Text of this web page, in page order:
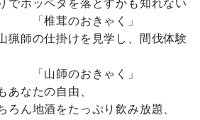
ホッペタを落とすかも知れない
きゃく」
師の仕掛けを見学し、間伐体験
きゃく」
なたの自由、
ん地酒をたっぷり飲み放題、